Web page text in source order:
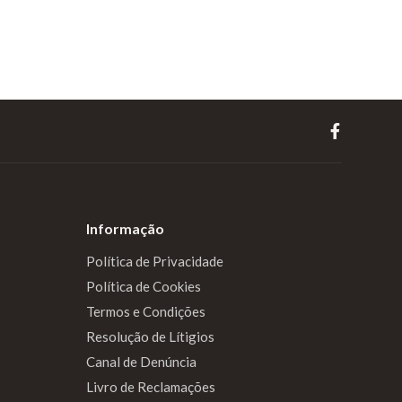
Informação
Política de Privacidade
Política de Cookies
Termos e Condições
Resolução de Lítigios
Canal de Denúncia
Livro de Reclamações